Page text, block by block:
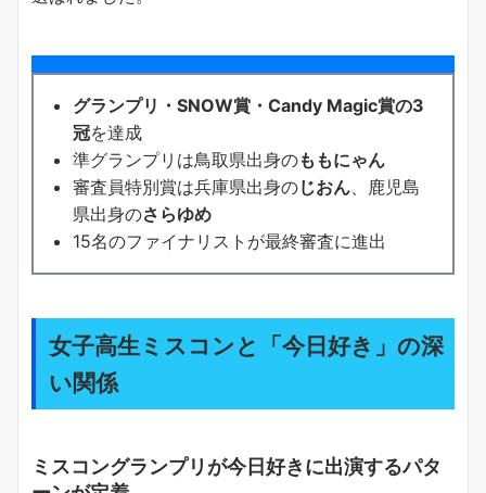
グランプリ・SNOW賞・Candy Magic賞の3
冠を達成
準グランプリは鳥取県出身のももにゃん
審査員特別賞は兵庫県出身のじおん 、鹿児島
県出身のさらゆめ
15名のファイナリストが最終審査に進出
女子高生ミスコンと「今日好き」の深
い関係
ミスコングランプリが今日好きに出演するパタ